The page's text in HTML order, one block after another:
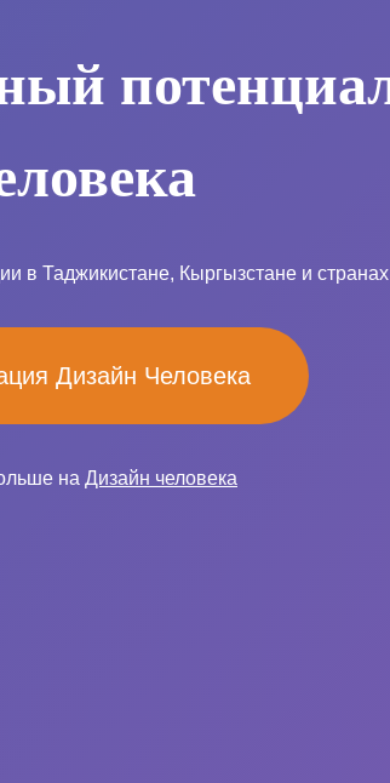
в Таджикистане, Кыргызстане и
Дизайн Человека
на Дизайн человека